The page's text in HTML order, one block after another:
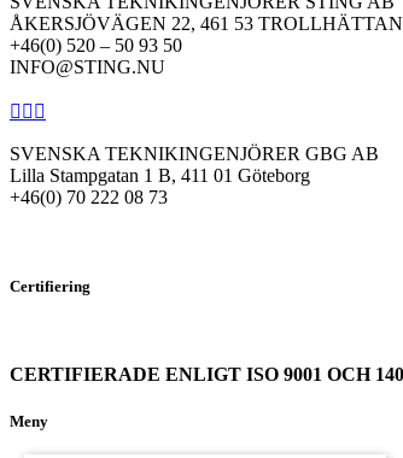
ÅKERSJÖVÄGEN 22, 461 53 TROLLHÄTTAN
+46(0) 520 – 50 93 50
INFO@STING.NU
SVENSKA TEKNIKINGENJÖRER GBG AB
Lilla Stampgatan 1 B, 411 01 Göteborg
+46(0) 70 222 08 73
Certifiering
CERTIFIERADE ENLIGT ISO 9001 OCH
Meny